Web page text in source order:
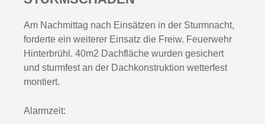
Am Nachmittag nach Einsätzen in der Sturmnacht,
forderte ein weiterer Einsatz die Freiw. Feuerwehr
Hinterbrühl. 40m2 Dachfläche wurden gesichert
und sturmfest an der Dachkonstruktion wetterfest
montiert.
Alarmzeit: